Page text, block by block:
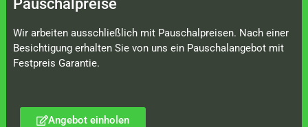
Pauschalpreise
Wir arbeiten ausschließlich mit Pauschalpreisen. Nach einer
Besichtigung erhalten Sie von uns ein Pauschalangebot mit
Festpreis Garantie.
Angebot einholen